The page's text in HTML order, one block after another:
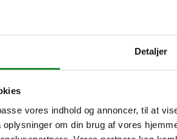
Detaljer
vores indhold og annoncer, til at
om din brug af vores